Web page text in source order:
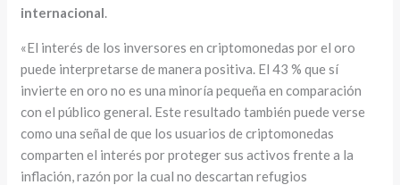
internacional.
«El interés de los inversores en criptomonedas por el oro
puede interpretarse de manera positiva. El 43 % que sí
invierte en oro no es una minoría pequeña en comparación
con el público general. Este resultado también puede verse
como una señal de que los usuarios de criptomonedas
comparten el interés por proteger sus activos frente a la
inflación, razón por la cual no descartan refugios